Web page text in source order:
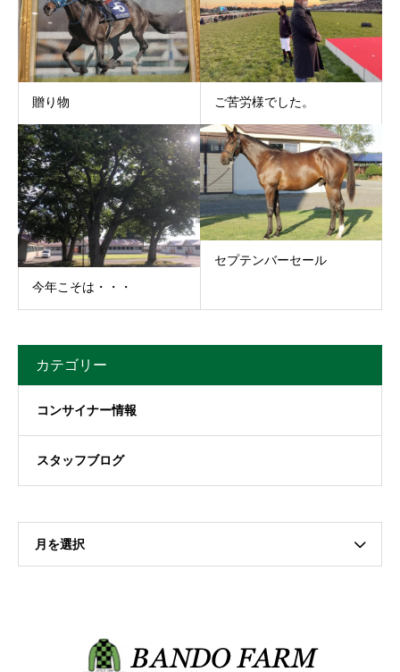
贈り物 ご苦労様でした。
今年こそは・・・
セプテンバーセール
カテゴリー
コンサイナー情報
スタッフブログ
月を選択